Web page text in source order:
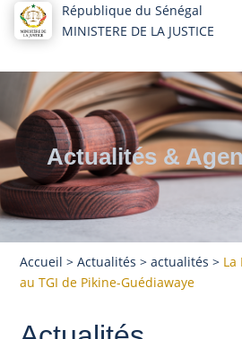
République du Sénégal
MINISTERE DE LA JUSTICE
Actualités &
Accueil >Actualités >actualités > La
au TGI de Pikine-Guédiawaye